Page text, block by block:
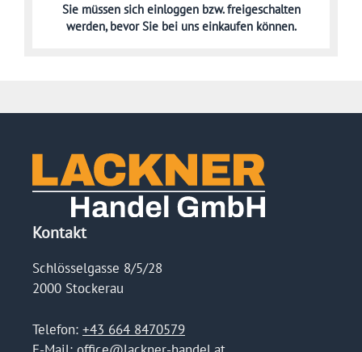
Sie müssen sich einloggen bzw. freigeschalten
werden,bevor Sie bei uns einkaufen können.
Kontakt
Schlösselgasse 8/5/28
2000 Stockerau
Telefon: +43 664 8470579